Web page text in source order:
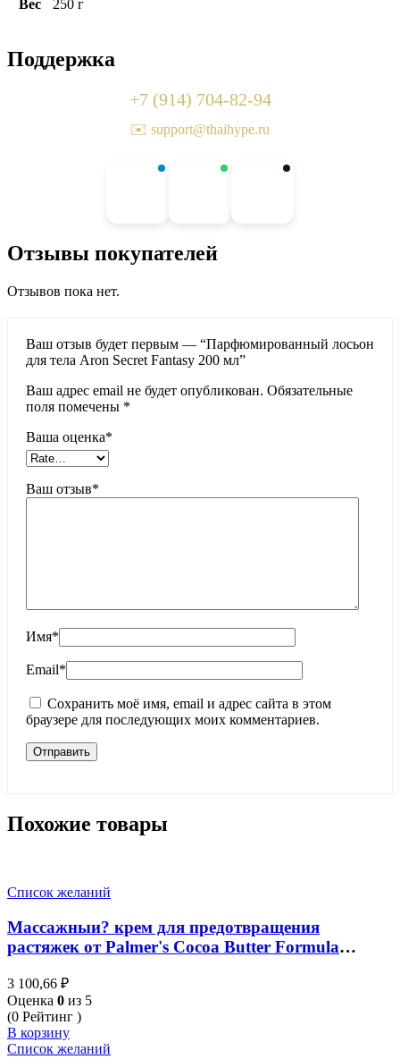
Вес 250 г
Поддержка
+7 (914) 704-82-94
✉️ support@thaihype.ru
Отзывы покупателей
Отзывов пока нет.
Ваш отзыв будет первым — “Парфюмированный лосьон
для тела Aron Secret Fantasy 200 мл”
Ваш адрес email не будет опубликован. Обязательные
поля помечены *
Ваша оценка*
Ваш отзыв*
Имя*
Email*
Сохранить моё имя, email и адрес сайта в этом
браузере для последующих моих комментариев.
Похожие товары
Список желаний
Массажныи? крем для предотвращения
растяжек от Palmer's Cocoa Butter Formula
3 100,66 ₽
Оценка 0 из 5
(0 Рейтинг )
В корзину
Список желаний